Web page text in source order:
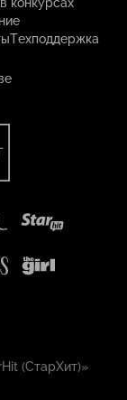
конкурсах
Техподдержка
(СтарХит)»